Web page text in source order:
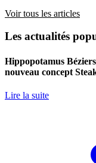
Voir tous les articles
Les actualités
Hippopotamus
nouveau concept
Lire la suite